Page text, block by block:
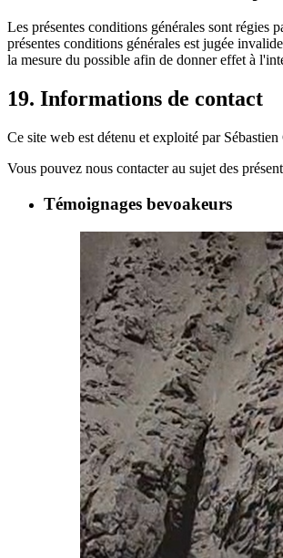
Les présentes conditions générales sont régies
présentes conditions générales est jugée
la mesure du possible afin de donner effet à
19. Informations de contact
Ce site web est détenu et exploité par
Vous pouvez nous contacter au sujet des
Témoignages bevoakeurs